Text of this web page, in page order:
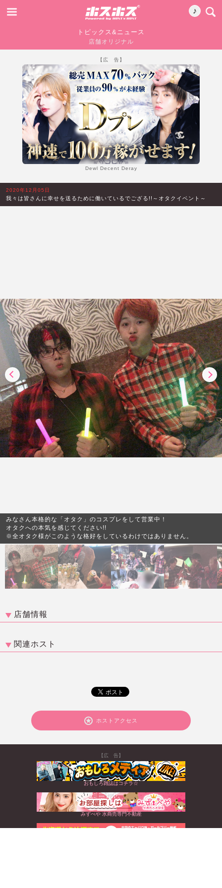
♪
トピックス&ニュース
店舗オリジナル
【広 告】
Dewl Decent Deray
2020年12月05日
我々は皆さんに幸せを送るために働いているでござる!!～オタクイベント～
みなさん本格的な「オタク」のコスプレをして営業中！
オタクへの本気を感じてください!!
※全オタク様がこのような格好をしているわけではありません。
店舗情報
関連ホスト
ホストアクセス
【広 告】
おもしろ雑誌はコチラ☆
みずべや 水商売専門不動産